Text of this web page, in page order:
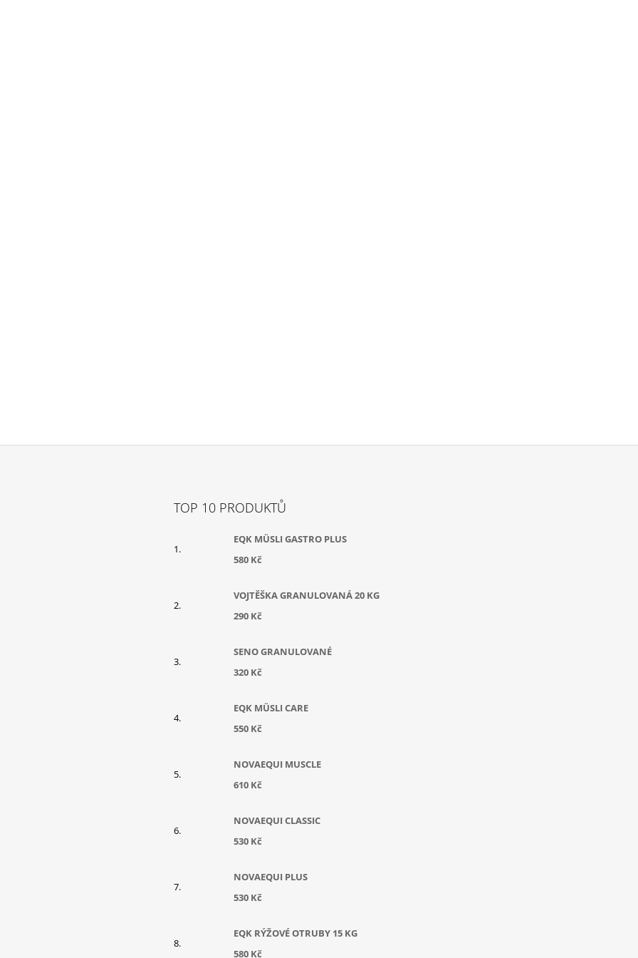
TOP 10 PRODUKTŮ
EQK MÜSLI GASTRO PLUS
580 Kč
VOJTĚŠKA GRANULOVANÁ 20 KG
290 Kč
SENO GRANULOVANÉ
320 Kč
EQK MÜSLI CARE
550 Kč
NOVAEQUI MUSCLE
610 Kč
NOVAEQUI CLASSIC
530 Kč
NOVAEQUI PLUS
530 Kč
EQK RÝŽOVÉ OTRUBY 15 KG
580 Kč